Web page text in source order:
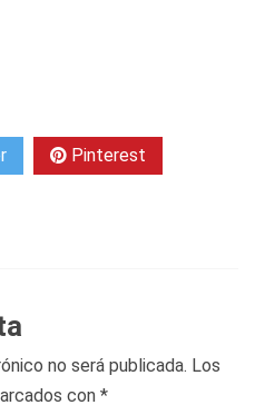
Pinterest
no será publicada. Los
con *